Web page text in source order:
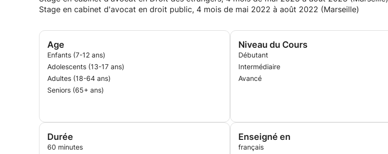
Stage en cabinet d'avocat en droit public, 4 mois de mai 2022 à août 2022 (Marseille)
Age
Enfants (7-12 ans)
Adolescents (13-17 ans)
Adultes (18-64 ans)
Seniors (65+ ans)
Niveau du Cours
Débutant
Intermédiaire
Avancé
Durée
60 minutes
Enseigné en
français